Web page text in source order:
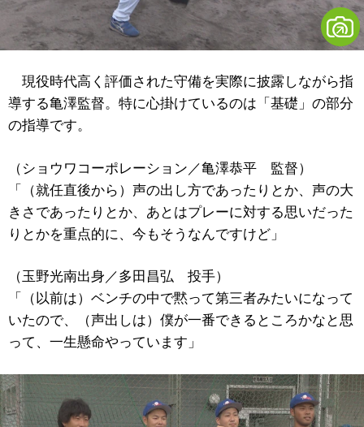
現役時代高く評価された守備を実際に披露しながら指
導する亀澤監督。特に心掛けているのは「基礎」の部分
の指導です。
（ショウワコーポレーション／亀澤恭平 監督）
「（就任直後から）声の出し方であったりとか、声の大
きさであったりとか、あとはプレーに対する思いだった
りとかを重点的に、今もそうなんですけど」
（玉野光南出身／多田昌弘 投手）
「（以前は）ベンチの中で黙って第三者みたいになって
いたので、（声出しは）僕が一番できるところかなと思
って、一生懸命やっています」